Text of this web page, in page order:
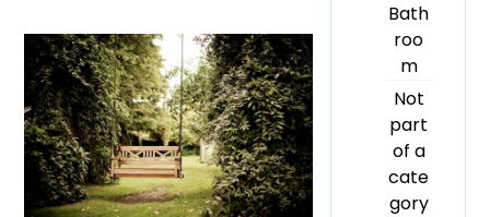
Bath
roo
m
Not
part
of a
cate
gory